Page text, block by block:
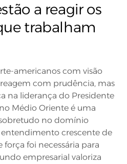
a reagir os
trabalham
americanos com visão
com prudência, mas
na liderança do Presidente
Médio Oriente é uma
no domínio
crescente de
foi necessária para
empresarial valoriza